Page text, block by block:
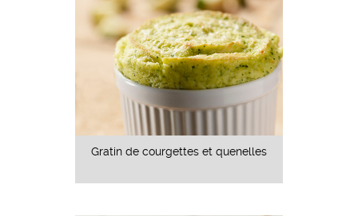
Gratin de courgettes et quenelles